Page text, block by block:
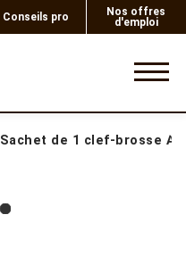
Conseils pro
Nos offres
d'emploi
Sachet de 1 clef-brosse